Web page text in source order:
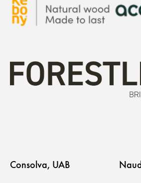
Consolva, UAB